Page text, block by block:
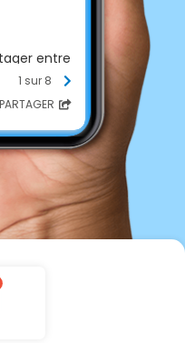
entre
et
(sauf
1 sur 8
PARTAGER